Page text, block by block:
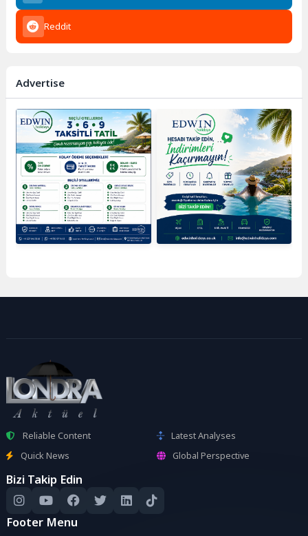
Reddit
Advertise
Reliable Content
Latest Analyses
Quick News
Global Perspective
Bizi Takip Edin
Footer Menu